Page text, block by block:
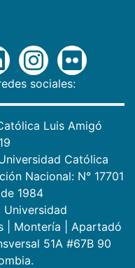
sociales:
Luis Amigó
Católica
Nacional: N° 17701
1984
Universidad
Montería
Apartadó
51A #67B 90